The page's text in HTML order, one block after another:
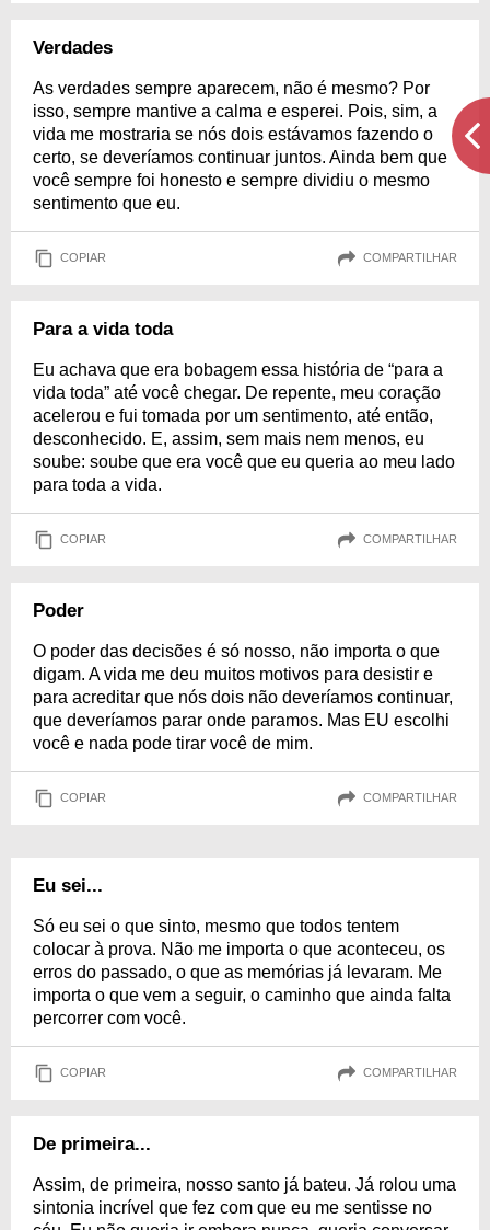
Verdades
As verdades sempre aparecem, não é mesmo? Por
isso, sempre mantive a calma e esperei. Pois, sim, a
vida me mostraria se nós dois estávamos fazendo o
certo, se deveríamos continuar juntos. Ainda bem que
você sempre foi honesto e sempre dividiu o mesmo
sentimento que eu.
COPIAR COMPARTILHAR
Para a vida toda
Eu achava que era bobagem essa história de “para a
vida toda” até você chegar. De repente, meu coração
acelerou e fui tomada por um sentimento, até então,
desconhecido. E, assim, sem mais nem menos, eu
soube: soube que era você que eu queria ao meu lado
para toda a vida.
COPIAR COMPARTILHAR
Poder
O poder das decisões é só nosso, não importa o que
digam. A vida me deu muitos motivos para desistir e
para acreditar que nós dois não deveríamos continuar,
que deveríamos parar onde paramos. Mas EU escolhi
você e nada pode tirar você de mim.
COPIAR COMPARTILHAR
Eu sei...
Só eu sei o que sinto, mesmo que todos tentem
colocar à prova. Não me importa o que aconteceu, os
erros do passado, o que as memórias já levaram. Me
importa o que vem a seguir, o caminho que ainda falta
percorrer com você.
COPIAR COMPARTILHAR
De primeira...
Assim, de primeira, nosso santo já bateu. Já rolou uma
sintonia incrível que fez com que eu me sentisse no